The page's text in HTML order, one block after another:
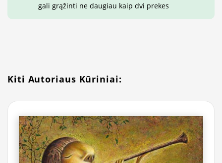
gali grąžinti ne daugiau kaip dvi prekes
Kiti Autoriaus Kūriniai: